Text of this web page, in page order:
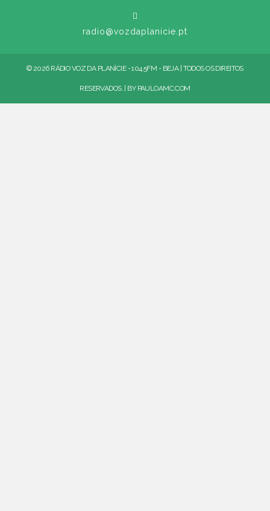
radio@vozdaplanicie.pt
© 2026 RÁDIO VOZ DA PLANÍCIE - 104.5FM - BEJA | TODOS OS DIREITOS
RESERVADOS. | BY PAULOAMC.COM